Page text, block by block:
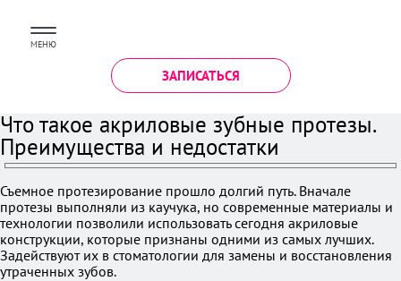
МЕНЮ
ЗАПИСАТЬСЯ
Что такое акриловые зубные протезы.
Преимущества и недостатки
Съемное протезирование прошло долгий путь. Вначале
протезы выполняли из каучука, но современные материалы и
технологии позволили использовать сегодня акриловые
конструкции, которые признаны одними из самых лучших.
Задействуют их в стоматологии для замены и восстановления
утраченных зубов.